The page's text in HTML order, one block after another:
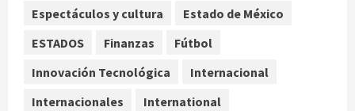
4
Estudio en Science vincula el
consumo de fruta ancestral con la
agosto 7, 2026
Espectáculos y cultura
Estado de México
ESTADOS
Finanzas
Fútbol
Innovación Tecnológica
Internacional
Internacionales
International